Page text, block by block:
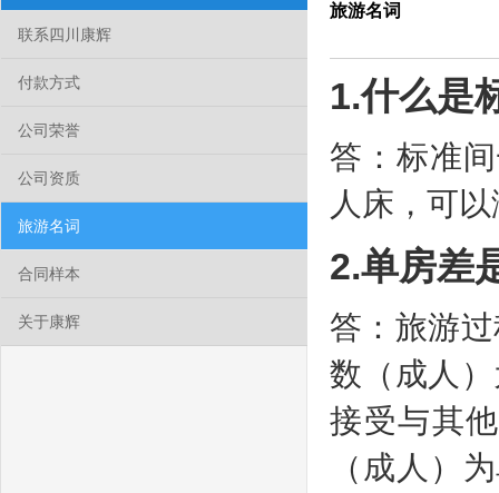
联系四川康辉
付款方式
公司荣誉
公司资质
旅游名词
合同样本
关于康辉
旅游名词
1.什么是
答：标准
人床，可
2.单房差
答：旅游
数（成人
接受与其
（成人）